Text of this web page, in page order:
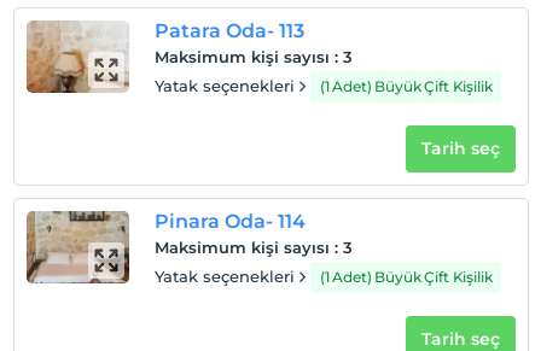
Otel koşulları
Check/out
En geç saat 12:00 ve öncesi
Evcil Hayvan
Evcil hayvan kabul edilmemektedir.
Patara Oda- 113
Maksimum kişi sayısı : 3
Yatak seçenekleri
(1 Adet) Büyük Çift Kişilik
Tarih seç
Pinara Oda- 114
Maksimum kişi sayısı : 3
Yatak seçenekleri
(1 Adet) Büyük Çift Kişilik
Tarih seç